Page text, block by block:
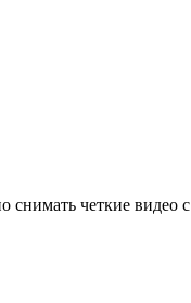
четкие видео с